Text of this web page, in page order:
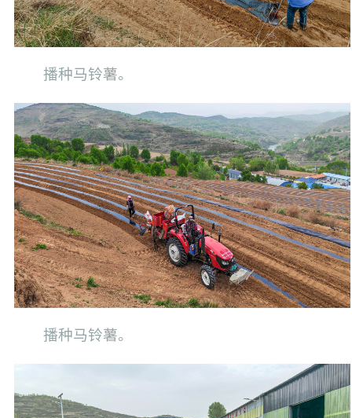
播种马铃薯。
播种马铃薯。